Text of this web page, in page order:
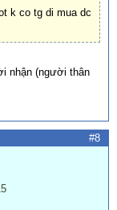
k co tg di mua dc
nhận (người thân
#8